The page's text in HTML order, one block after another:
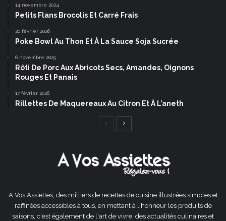
14 novembre 2024
Petits Flans Brocolis Et Carré Frais
20 février 2026
Poke Bowl Au Thon Et À La Sauce Soja Sucrée
6 novembre 2025
Rôti De Porc Aux Abricots Secs, Amandes, Oignons
Rouges Et Panais
17 février 2026
Rillettes De Maquereaux Au Citron Et À L’aneth
Page
A Vos Assiettes, des milliers de recettes de cuisine illustrées simples et
raffinées accessibles à tous, en mettant à l'honneur les produits de
saisons, c'est également de l'art de vivre, des actualités culinaires et